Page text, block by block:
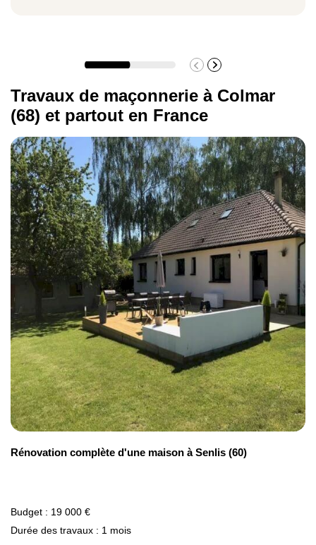
124,63 €/m²
52 €/m²
Travaux de maçonnerie à Colmar
(68) et partout en France
Rénovation complète d'une maison à Senlis (60)
Budget : 19 000 €
Durée des travaux : 1 mois